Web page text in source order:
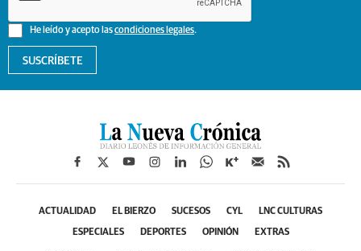
He leído y acepto lascondiciones legales.
SUSCRÍBETE
ACTUALIDAD EL BIERZO SUCESOS CYL LNC CULTURAS
ESPECIALES DEPORTES OPINIÓN EXTRAS